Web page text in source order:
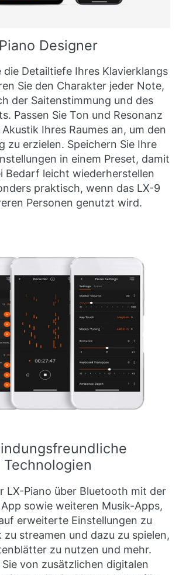
Piano Designer
die Detailtiefe Ihres Klavierklangs
Sie den Charakter jeder Note,
der Saitenstimmung und des
Passen Sie Ton und Resonanz
Ihres Raumes an, um den
zu erzielen. Speichern Sie Ihre
in einem Preset, damit
Bedarf leicht wiederherstellen
praktisch, wenn das LX-9
Personen genutzt wird.
Technologien
LX-Piano über Bluetooth mit der
sowie weiteren Musik-Apps,
erweiterte Einstellungen zu
zu streamen und dazu zu spielen,
zu nutzen und mehr.
von zusätzlichen digitalen